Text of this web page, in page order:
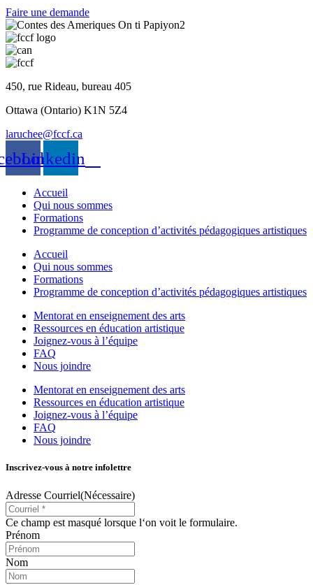
Faire une demande
450, rue Rideau, bureau 405
Ottawa (Ontario) K1N 5Z4
laruchee@fccf.ca
Linkedin
Accueil
Qui nous sommes
Formations
Programme de conception d’activités pédagogiques artistiques
Accueil
Qui nous sommes
Formations
Programme de conception d’activités pédagogiques artistiques
Mentorat en enseignement des arts
Ressources en éducation artistique
Joignez-vous à l’équipe
FAQ
Nous joindre
Mentorat en enseignement des arts
Ressources en éducation artistique
Joignez-vous à l’équipe
FAQ
Nous joindre
Inscrivez-vous à notre infolettre
Adresse Courriel(Nécessaire)
Ce champ est masqué lorsque l‘on voit le formulaire.
Prénom
Nom